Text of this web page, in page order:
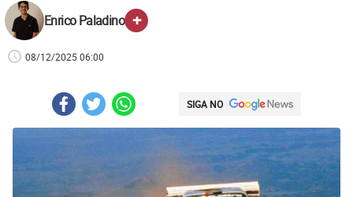
Enrico Paladino +
08/12/2025 06:00
SIGA NO